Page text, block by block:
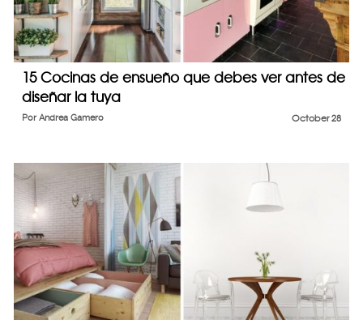
15 Cocinas de ensueño que debes ver antes de
diseñar la tuya
October 28
Por Andrea Gamero